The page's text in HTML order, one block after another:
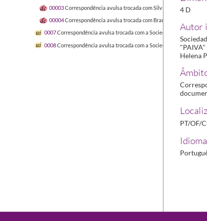
00003Correspondência avulsa trocada com Silvina Nunes Ribeiro
00004Correspondência avulsa trocada com Branca Helena
0007Correspondência avulsa trocada com a Sociedade Farmacêutica
0008Correspondência avulsa trocada com a Sociedade Farmacêutica
4 D
Autor
"PAIVA"
Helena
PT/OF/